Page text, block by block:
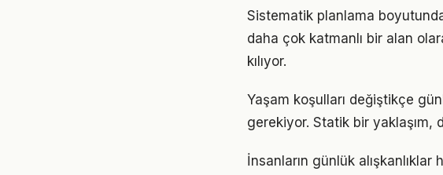
Sistematik planlama
daha çok katmanlı bir alan
kılıyor.
Yaşam koşulları değiştikçe
gerekiyor. Statik bir yaklaşım,
İnsanların günlük